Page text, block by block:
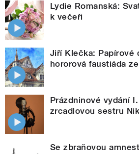
Lydie Romanská:
k večeři
Jiří Klečka: Papírové
hororová faustiáda
Prázdninové vydání
zrcadlovou sestru
Se zbraňovou